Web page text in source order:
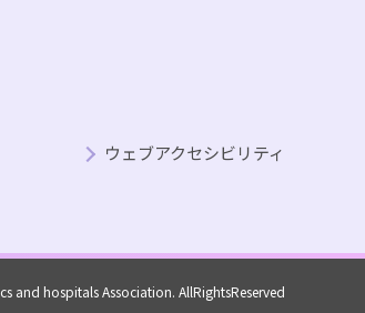
ウェブアクセシビリティ
and hospitals Association. AllRightsReserved